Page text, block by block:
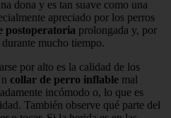
dona y es tan suave como una
apreciado por los perros
postoperatoria prolongada y, por
mucho tiempo.
por alto es la calidad de los
collar de perro inflable mal
incómodo o, lo que es
También observe qué parte del